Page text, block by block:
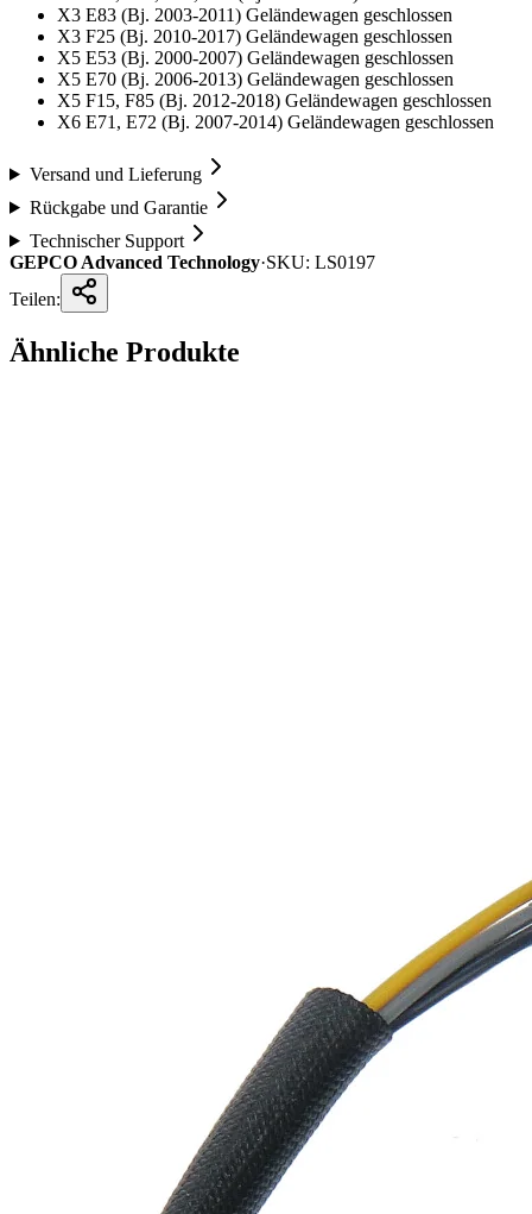
X3 E83 (Bj. 2003-2011) Geländewagen geschlossen
X3 F25 (Bj. 2010-2017) Geländewagen geschlossen
X5 E53 (Bj. 2000-2007) Geländewagen geschlossen
X5 E70 (Bj. 2006-2013) Geländewagen geschlossen
X5 F15, F85 (Bj. 2012-2018) Geländewagen geschlossen
X6 E71, E72 (Bj. 2007-2014) Geländewagen geschlossen
Versand und Lieferung
Rückgabe und Garantie
Technischer Support
GEPCO Advanced Technology·SKU: LS0197
Teilen:
Ähnliche Produkte